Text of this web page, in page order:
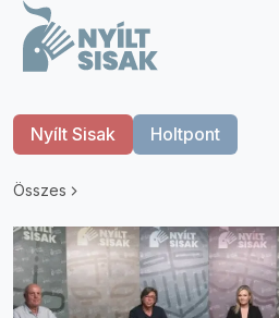
Nyílt Sisak Holtpont
Összes